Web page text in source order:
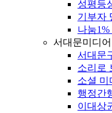
성평등
기부자
나눔
서대문미디어
서대문
소리로
소셜 미
행정간
이대상